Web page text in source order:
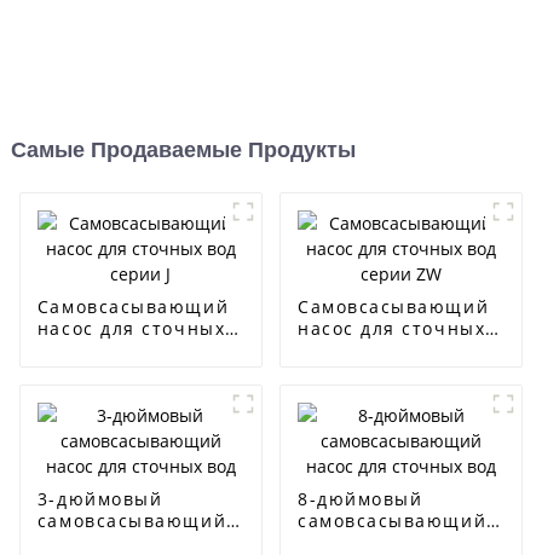
Самые Продаваемые Продукты
Самовсасывающий
насос для сточных
Самовсасывающий
насос для сточных
3-дюймовый
самовсасывающий
8-дюймовый
самовсасывающий